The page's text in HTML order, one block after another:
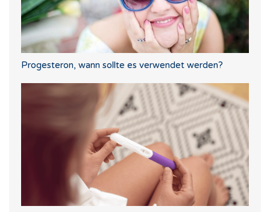
Progesteron, wann sollte es verwendet werden?